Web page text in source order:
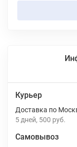
Курьер
Доставка по
5 дней 500 руб.
Самовывоз